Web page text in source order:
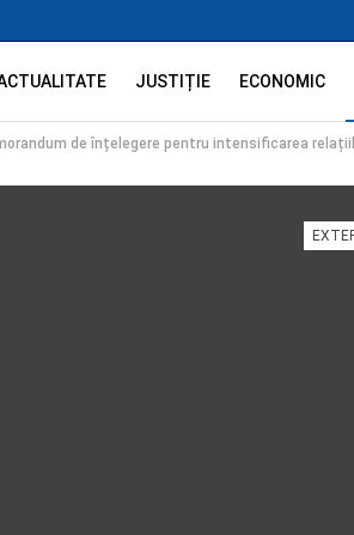
JUSTIȚIE ECONOMIC
de înțelegere pentru intensificarea